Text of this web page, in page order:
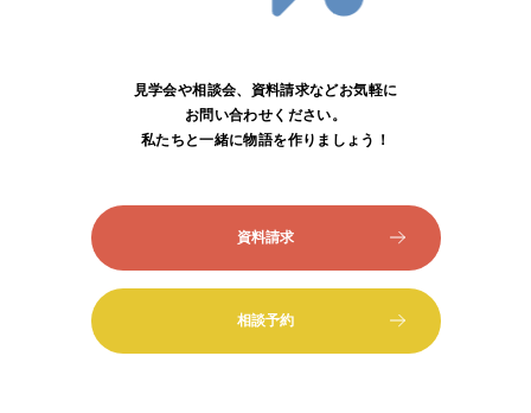
見学会や相談会、資料請求などお気軽に
お問い合わせください。
私たちと一緒に物語を作りましょう！
資料請求
相談予約